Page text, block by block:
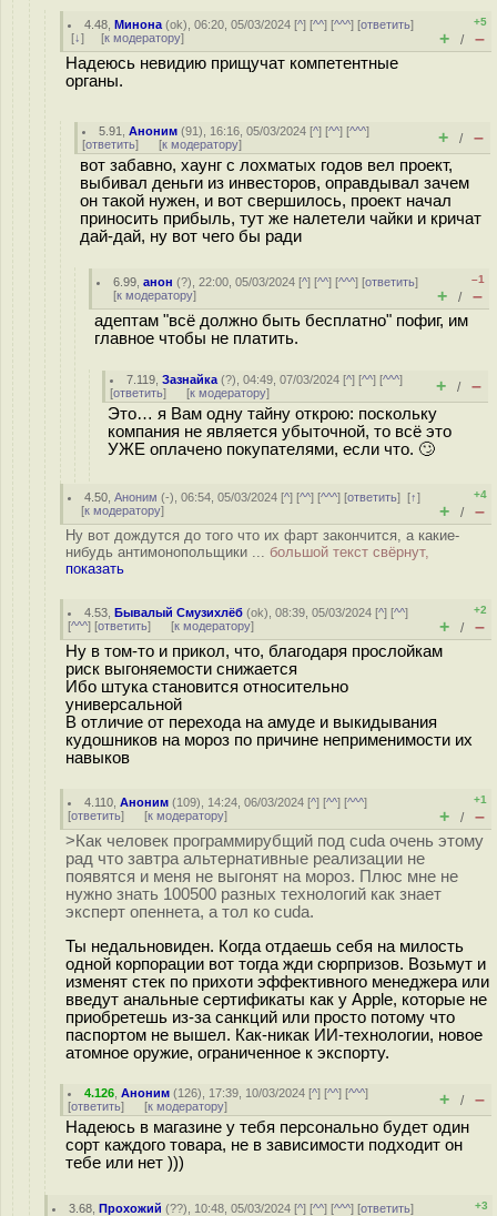
4.48 ,Минона (ok), 06:20, 05/03/2024 [^] [^^] [^^^] [ответить]
[↓] [к модератору]
+5
+ / –
Надеюсь невидию прищучат компетентные
органы.
5.91 ,Аноним (91), 16:16, 05/03/2024 [^] [^^] [^^^]
[ответить] [к модератору] + / –
вот забавно, хаунг с лохматых годов вел проект,
выбивал деньги из инвесторов, оправдывал зачем
он такой нужен, и вот свершилось, проект начал
приносить прибыль, тут же налетели чайки и кричат
дай-дай, ну вот чего бы ради
6.99 ,анон (?), 22:00, 05/03/2024 [^] [^^] [^^^] [ответить]
[к модератору]
–1
+ / –
адептам "всё должно быть бесплатно" пофиг, им
главное чтобы не платить.
7.119 ,Зазнайка (?), 04:49, 07/03/2024 [^] [^^] [^^^]
[ответить] [к модератору] + / –
Это… я Вам одну тайну открою: поскольку
компания не является убыточной, то всё это
УЖЕ оплачено покупателями, если что. 🙄
4.50 ,Аноним (-), 06:54, 05/03/2024 [^] [^^] [^^^] [ответить][↑]
[к модератору]
+4
+ / –
Ну вот дождутся до того что их фарт закончится, а какие-
нибудь антимонопольщики ... большой текст свёрнут,
показать
4.53 ,Бывалый Смузихлёб (ok), 08:39, 05/03/2024 [^] [^^]
[^^^] [ответить] [к модератору]
+2
+ / –
Ну в том-то и прикол, что, благодаря прослойкам
риск выгоняемости снижается
Ибо штука становится относительно
универсальной
В отличие от перехода на амуде и выкидывания
кудошников на мороз по причине неприменимости их
навыков
4.110 ,Аноним (109), 14:24, 06/03/2024 [^] [^^] [^^^]
[ответить] [к модератору]
+1
+ / –
>Как человек программирубщий под cuda очень этому
рад что завтра альтернативные реализации не
появятся и меня не выгонят на мороз. Плюс мне не
нужно знать 100500 разных технологий как знает
эксперт опеннета, а тол ко cuda.
Ты недальновиден. Когда отдаешь себя на милость
одной корпорации вот тогда жди сюрпризов. Возьмут и
изменят стек по прихоти эффективного менеджера или
введут анальные сертификаты как у Apple, которые не
приобретешь из-за санкций или просто потому что
паспортом не вышел. Как-никак ИИ-технологии, новое
атомное оружие, ограниченное к экспорту.
4.126 ,Аноним (126), 17:39, 10/03/2024 [^] [^^] [^^^]
[ответить] [к модератору] + / –
Надеюсь в магазине у тебя персонально будет один
сорт каждого товара, не в зависимости подходит он
тебе или нет )))
3.68 ,Прохожий (??), 10:48, 05/03/2024 [^] [^^] [^^^] [ответить]
+3